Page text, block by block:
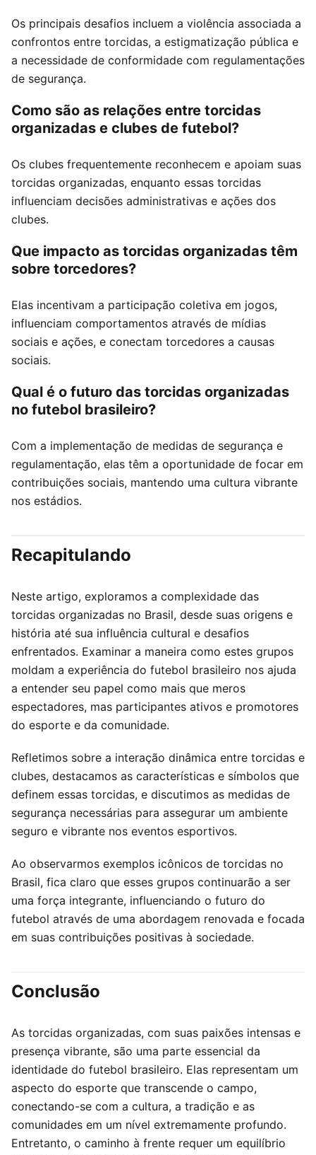
Os principais desafios incluem a violência associada a
confrontos entre torcidas, a estigmatização pública e
a necessidade de conformidade com regulamentações
de segurança.
Como são as relações entre torcidas
organizadas e clubes de futebol?
Os clubes frequentemente reconhecem e apoiam suas
torcidas organizadas, enquanto essas torcidas
influenciam decisões administrativas e ações dos
clubes.
Que impacto as torcidas organizadas têm
sobre torcedores?
Elas incentivam a participação coletiva em jogos,
influenciam comportamentos através de mídias
sociais e ações, e conectam torcedores a causas
sociais.
Qual é o futuro das torcidas organizadas
no futebol brasileiro?
Com a implementação de medidas de segurança e
regulamentação, elas têm a oportunidade de focar em
contribuições sociais, mantendo uma cultura vibrante
nos estádios.
Recapitulando
Neste artigo, exploramos a complexidade das
torcidas organizadas no Brasil, desde suas origens e
história até sua influência cultural e desafios
enfrentados. Examinar a maneira como estes grupos
moldam a experiência do futebol brasileiro nos ajuda
a entender seu papel como mais que meros
espectadores, mas participantes ativos e promotores
do esporte e da comunidade.
Refletimos sobre a interação dinâmica entre torcidas e
clubes, destacamos as características e símbolos que
definem essas torcidas, e discutimos as medidas de
segurança necessárias para assegurar um ambiente
seguro e vibrante nos eventos esportivos.
Ao observarmos exemplos icônicos de torcidas no
Brasil, fica claro que esses grupos continuarão a ser
uma força integrante, influenciando o futuro do
futebol através de uma abordagem renovada e focada
em suas contribuições positivas à sociedade.
Conclusão
As torcidas organizadas, com suas paixões intensas e
presença vibrante, são uma parte essencial da
identidade do futebol brasileiro. Elas representam um
aspecto do esporte que transcende o campo,
conectando-se com a cultura, a tradição e as
comunidades em um nível extremamente profundo.
Entretanto, o caminho à frente requer um equilíbrio